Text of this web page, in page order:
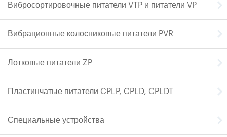
Вибросортировочные питатели VTP и питатели VP
Вибрационные колосниковые питатели PVR
Лотковые питатели ZP
Пластинчатые питатели CPLP, CPLD, CPLDT
Специальные устройства